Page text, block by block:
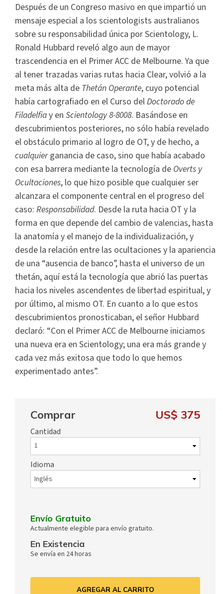
Después de un Congreso masivo en que impartió un
mensaje especial a los scientologists australianos
sobre su responsabilidad única por Scientology, L.
Ronald Hubbard reveló algo aun de mayor
trascendencia en el Primer ACC de Melbourne. Ya que
al tener trazadas varias rutas hacia Clear, volvió a la
meta más alta de Thetán Operante, cuyo potencial
había cartografiado en el Curso delDoctorado de
Filadelfiay en Scientology 8-8008. Basándose en
descubrimientos posteriores, no sólo había revelado
el obstáculo primario al logro de OT, y de hecho, a
cualquierganancia de caso, sino que había acabado
con esa barrera mediante la tecnología de Overts y
Ocultaciones, lo que hizo posible que cualquier ser
alcanzara el componente central en el progreso del
caso: Responsabilidad. Desde la ruta hacia OT y la
forma en que depende del cambio de valencias, hasta
la anatomía y el manejo de la individualización, y
desde la relación entre las ocultaciones y la apariencia
de una “ausencia de banco”, hasta el universo de un
thetán, aquí está la tecnología que abrió las puertas
hacia los niveles ascendentes de libertad espiritual, y
por último, al mismo OT. En cuanto a lo que estos
descubrimientos pronosticaban, el señor Hubbard
declaró: “Con el Primer ACC de Melbourne iniciamos
una nueva era en Scientology; una era más grande y
cada vez más exitosa que todo lo que hemos
experimentado antes”.
Comprar US$ 375
Cantidad
Idioma
Envío Gratuito
Actualmente elegible para envío gratuito.
En Existencia
Se envía en 24 horas
AGREGAR AL CARRITO